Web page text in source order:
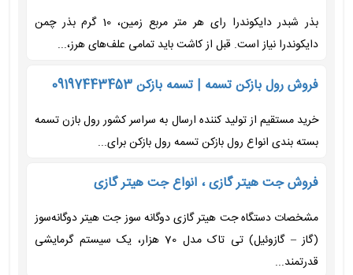
بذر شبدر دایکوندرا رای هر متر مربع زمین، 10 گرم بذر چمن
دایکوندرا نیاز است. قبل از کاشت باید تمامی علف‌های هرز،...
فروش رول بازکن تسمه | تسمه بازکن 09197443453
خرید مستقیم از تولید کننده ارسال به سراسر کشور رول بازن تسمه
بسته بندی انواع رول بازکن تسمه رول بازکن برای...
فروش جت هیتر گازی ، انواع جت هیتر گازی
مشخصات دستگاه جت هیتر گازی دوگانه سوز جت هیتر دوگانه‌سوز
(گاز – گازوئیل) تی تاک مدل 70 هزار، یک سیستم گرمایشی
قدرتمند...